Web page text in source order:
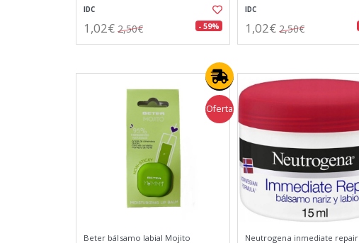
IDC
1,02€ 2,50€ - 59%
IDC
1,02€ 2,50€
Oferta
Beter bálsamo labial Mojito
Neutrogena inmediate repair